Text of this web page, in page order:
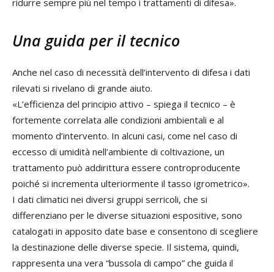
ridurre sempre più nel tempo i trattamenti di difesa».
Una guida per il tecnico
Anche nel caso di necessità dell’intervento di difesa i dati
rilevati si rivelano di grande aiuto.
«L’efficienza del principio attivo – spiega il tecnico – è
fortemente correlata alle condizioni ambientali e al
momento d’intervento. In alcuni casi, come nel caso di
eccesso di umidità nell’ambiente di coltivazione, un
trattamento può addirittura essere controproducente
poiché si incrementa ulteriormente il tasso igrometrico».
I dati climatici nei diversi gruppi serricoli, che si
differenziano per le diverse situazioni espositive, sono
catalogati in apposito date base e consentono di scegliere
la destinazione delle diverse specie. Il sistema, quindi,
rappresenta una vera “bussola di campo” che guida il